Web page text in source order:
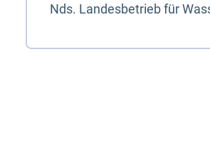
Nds. Landesbetrieb für